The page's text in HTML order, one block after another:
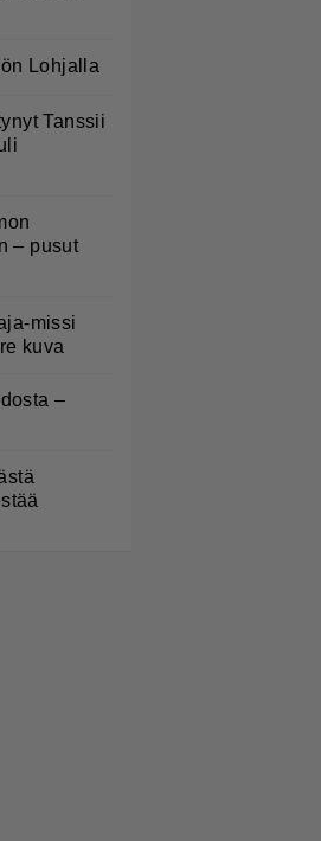
Lohjalla
Tanssii
– pusut
missi
kuva
–